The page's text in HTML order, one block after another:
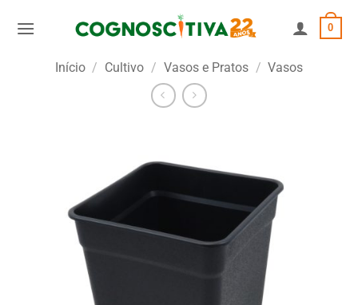
0
Início / Cultivo / Vasos e Pratos / Vasos